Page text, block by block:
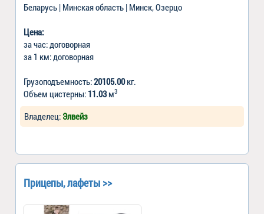
Беларусь | Минская область | Минск, Озерцо
Цена:
за час: договорная
за 1 км: договорная
Грузоподъемность:20105.00кг.
Объем цистерны: 11.03м3
Владелец: Элвейз
Прицепы, лафеты >>